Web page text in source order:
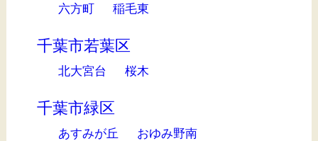
六方町 稲毛東
千葉市若葉区
北大宮台 桜木
千葉市緑区
あすみが丘 おゆみ野南